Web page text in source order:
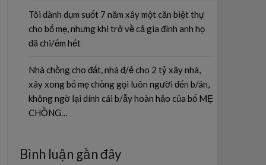
Tôi dành dụm suốt 7 năm xây một căn biệt thự
cho bố mẹ, nhưng khi trở về cả gia đình anh họ
đã chi/ếm hết
Nhà chồng cho đất, nhà đ/ẻ cho 2 tỷ xây nhà,
xây xong bố mẹ chồng gọi luôn người đến b/án,
không ngờ lại dính cái b/ẫy hoàn hảo của bố MẸ
CHỒNG…
Bình luận gần đây